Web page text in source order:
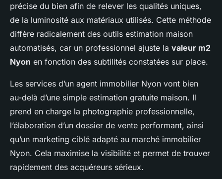
précise du bien afin de relever les qualités uniques,
de la luminosité aux matériaux utilisés. Cette méthode
diffère radicalement des outils estimation maison
automatisés, car un professionnel ajuste la valeur m2
Nyon en fonction des subtilités constatées sur place.
Les services d’un agent immobilier Nyon vont bien
au-delà d’une simple estimation gratuite maison. Il
prend en charge la photographie professionnelle,
l’élaboration d’un dossier de vente performant, ainsi
qu’un marketing ciblé adapté au marché immobilier
Nyon. Cela maximise la visibilité et permet de trouver
rapidement des acquéreurs sérieux.